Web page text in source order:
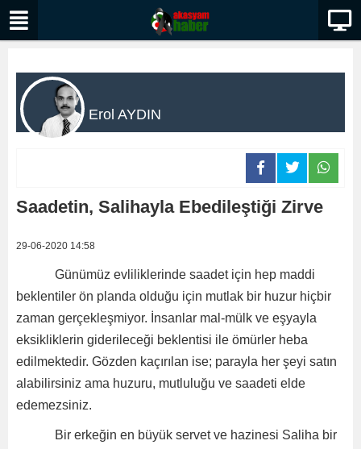
Erol AYDIN
Saadetin, Salihayla Ebedileştiği Zirve
29-06-2020 14:58
Günümüz evliliklerinde saadet için hep maddi
beklentiler ön planda olduğu için mutlak bir huzur hiçbir
zaman gerçekleşmiyor. İnsanlar mal-mülk ve eşyayla
eksikliklerin giderileceği beklentisi ile ömürler heba
edilmektedir. Gözden kaçırılan ise; parayla her şeyi satın
alabilirsiniz ama huzuru, mutluluğu ve saadeti elde
edemezsiniz.
Bir erkeğin en büyük servet ve hazinesi Saliha bir